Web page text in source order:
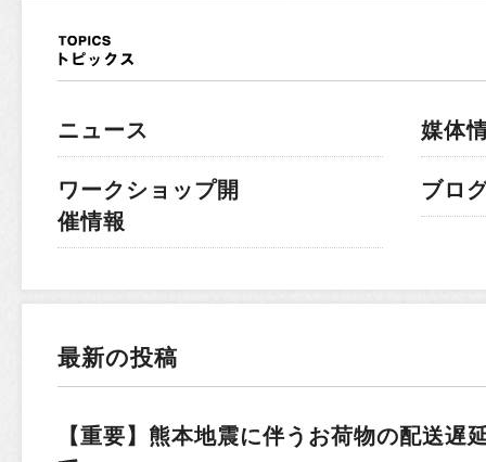
ニュース
ワークショップ開
催情報
媒体
ブロ
最新の投稿
【重要】熊本地震に伴うお荷物の配送遅